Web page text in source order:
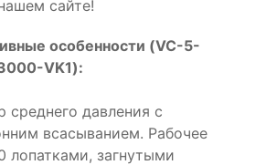
сайте!
особенности (VC-5-
VK1):
среднего давления с
всасыванием. Рабочее
лопатками, загнутыми